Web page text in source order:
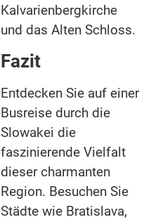
Kalvarienbergkirche
und das Alten Schloss.
Fazit
Entdecken Sie auf einer
Busreise durch die
Slowakei die
faszinierende Vielfalt
dieser charmanten
Region. Besuchen Sie
Städte wie Bratislava,